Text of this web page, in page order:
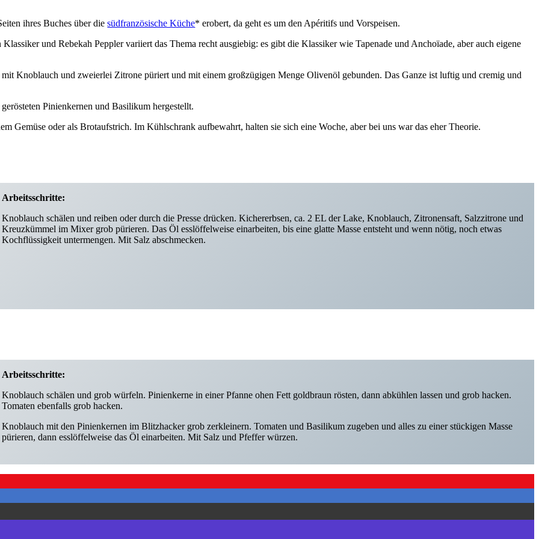
ihres Buches über diesüdfranzösische Küche* erobert, da geht es um den Apéritifs und Vorspeisen.
und Rebekah Peppler variiert das Thema recht ausgiebig: es gibt die Klassiker wie Tapenade und Anchoïade, aber auch eigene
Knoblauch und zweierlei Zitrone püriert und mit einem großzügigen Menge Olivenöl gebunden. Das Ganze ist luftig und cremig und
Pinienkernen und Basilikum hergestellt.
Gemüse oder als Brotaufstrich. Im Kühlschrank aufbewahrt, halten sie sich eine Woche, aber bei uns war das eher Theorie.
Arbeitsschritte:
Knoblauch schälen und reiben oder durch die Presse drücken. Kichererbsen, ca. 2 EL der Lake, Knoblauch, Zitronensaft, Salzzitrone und
Kreuzkümmel im Mixer grob pürieren. Das Öl esslöffelweise einarbeiten, bis eine glatte Masse entsteht und wenn nötig, noch etwas
Kochflüssigkeit untermengen. Mit Salz abschmecken.
Arbeitsschritte:
Knoblauch schälen und grob würfeln. Pinienkerne in einer Pfanne ohen Fett goldbraun rösten, dann abkühlen lassen und grob hacken.
Tomaten ebenfalls grob hacken.
Knoblauch mit den Pinienkernen im Blitzhacker grob zerkleinern. Tomaten und Basilikum zugeben und alles zu einer stückigen Masse
pürieren, dann esslöffelweise das Öl einarbeiten. Mit Salz und Pfeffer würzen.